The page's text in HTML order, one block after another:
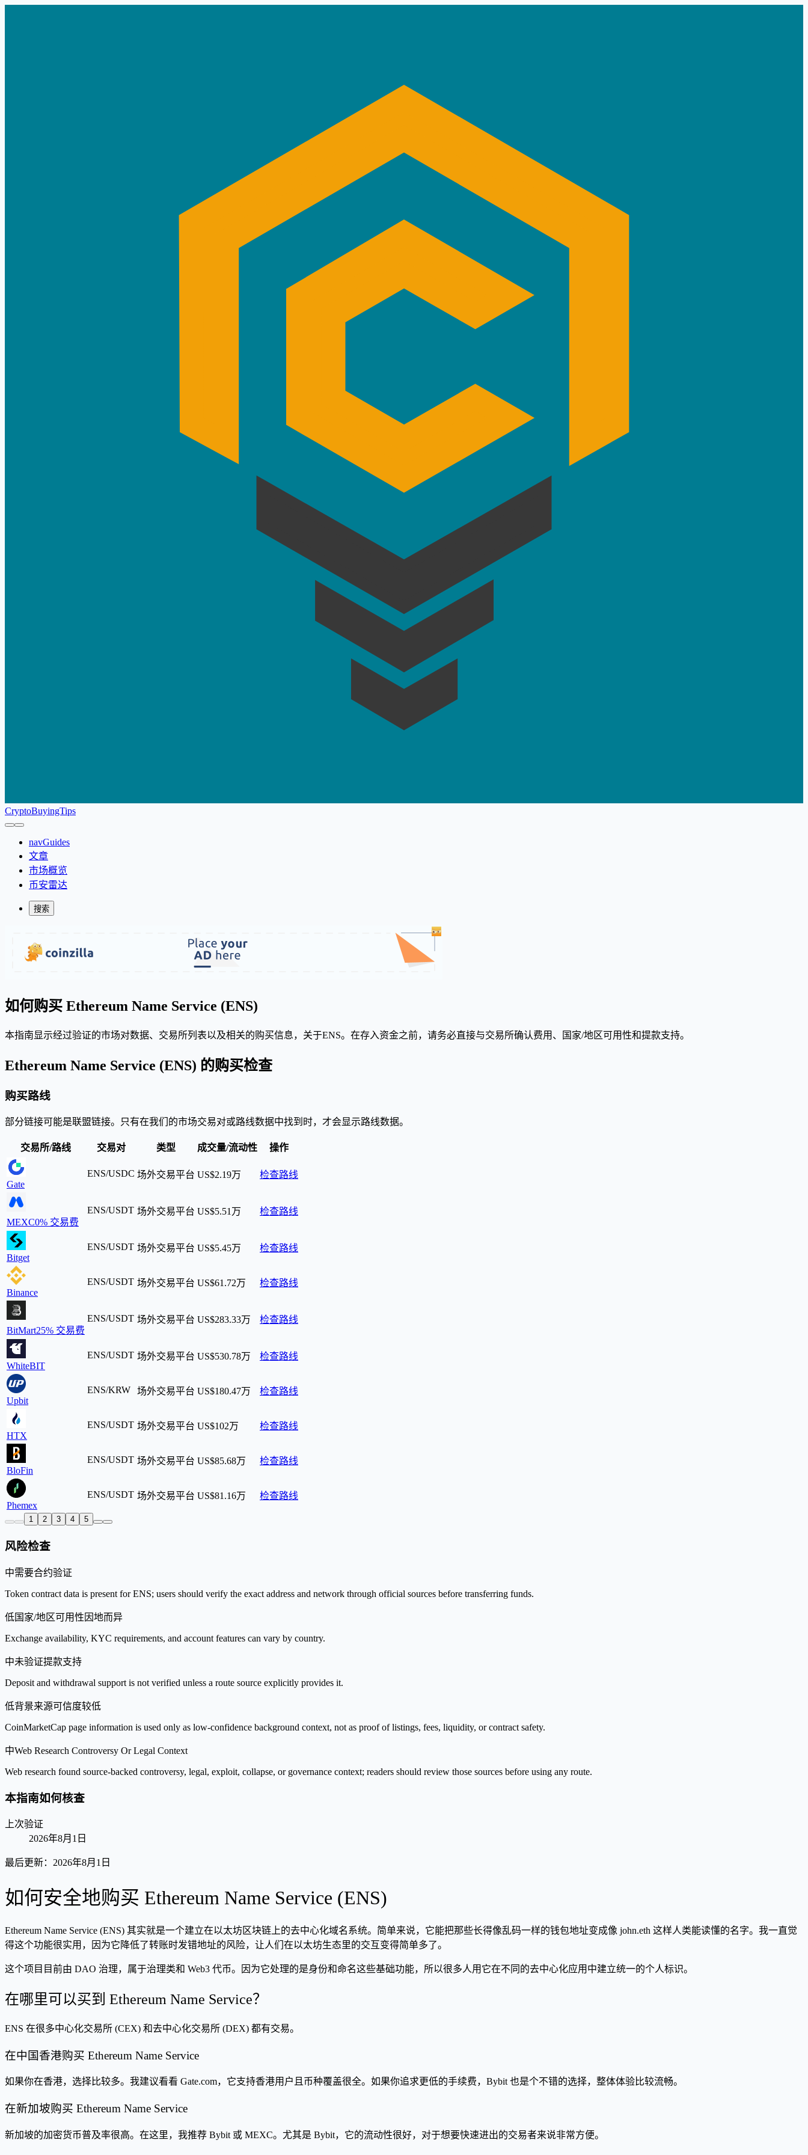
CryptoBuyingTips
navGuides
文章
市场概览
币安雷达
搜索
如何购买 Ethereum Name Service (ENS)
本指南显示经过验证的市场对数据、交易所列表以及相关的购买信息，关于ENS。在存入资金之前，请务必直接与交易所确认费用、国家/地区可用性和提款支持。
Ethereum Name Service (ENS) 的购买检查
购买路线
部分链接可能是联盟链接。只有在我们的市场交易对或路线数据中找到时，才会显示路线数据。
交易所/路线 交易对 类型 成交量/流动性 操作
Gate
ENS/USDC 场外交易平台 US$2.19万 检查路线
MEXC0% 交易费
ENS/USDT 场外交易平台 US$5.51万 检查路线
Bitget
ENS/USDT 场外交易平台 US$5.45万 检查路线
Binance
ENS/USDT 场外交易平台 US$61.72万 检查路线
BitMart25% 交易费
ENS/USDT 场外交易平台 US$283.33万 检查路线
WhiteBIT
ENS/USDT 场外交易平台 US$530.78万 检查路线
Upbit
ENS/KRW 场外交易平台 US$180.47万 检查路线
HTX
ENS/USDT 场外交易平台 US$102万 检查路线
BloFin
ENS/USDT 场外交易平台 US$85.68万 检查路线
Phemex
ENS/USDT 场外交易平台 US$81.16万 检查路线
1 2 3 4 5
风险检查
中需要合约验证
Token contract data is present for ENS; users should verify the exact address and network through official sources before transferring funds.
低国家/地区可用性因地而异
Exchange availability, KYC requirements, and account features can vary by country.
中未验证提款支持
Deposit and withdrawal support is not verified unless a route source explicitly provides it.
低背景来源可信度较低
CoinMarketCap page information is used only as low-confidence background context, not as proof of listings, fees, liquidity, or contract safety.
中Web Research Controversy Or Legal Context
Web research found source-backed controversy, legal, exploit, collapse, or governance context; readers should review those sources before using any route.
本指南如何核查
上次验证
2026年8月1日
最后更新： 2026年8月1日
如何安全地购买 Ethereum Name Service (ENS)
Ethereum Name Service (ENS) 其实就是一个建立在以太坊区块链上的去中心化域名系统。简单来说，它能把那些长得像乱码一样的钱包地址变成像 john.eth 这样人类能读懂的名字。我一直觉
得这个功能很实用，因为它降低了转账时发错地址的风险，让人们在以太坊生态里的交互变得简单多了。
这个项目目前由 DAO 治理，属于治理类和 Web3 代币。因为它处理的是身份和命名这些基础功能，所以很多人用它在不同的去中心化应用中建立统一的个人标识。
在哪里可以买到 Ethereum Name Service？
ENS 在很多中心化交易所 (CEX) 和去中心化交易所 (DEX) 都有交易。
在中国香港购买 Ethereum Name Service
如果你在香港，选择比较多。我建议看看 Gate.com，它支持香港用户且币种覆盖很全。如果你追求更低的手续费，Bybit 也是个不错的选择，整体体验比较流畅。
在新加坡购买 Ethereum Name Service
新加坡的加密货币普及率很高。在这里，我推荐 Bybit 或 MEXC。尤其是 Bybit，它的流动性很好，对于想要快速进出的交易者来说非常方便。